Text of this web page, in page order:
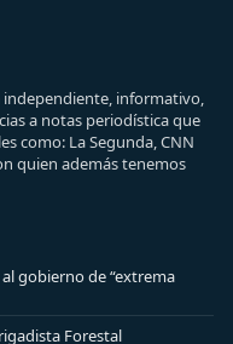
independiente, informativo,
a notas periodística que
como: La Segunda, CNN
quien además tenemos
gobierno de “extrema
Forestal